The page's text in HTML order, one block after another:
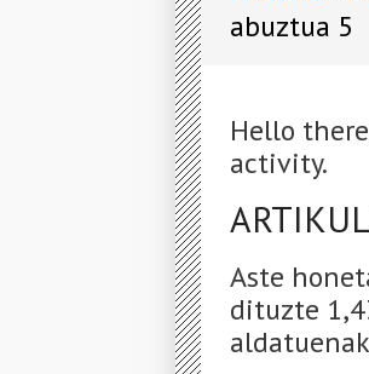
abuztua 5
Hello
activity.
Aste
dituzte